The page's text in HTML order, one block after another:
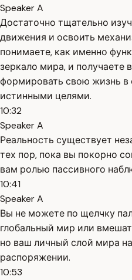
Speaker A
Достаточно тщательно
движения и освоить
понимаете, как именно
зеркало мира, и получаете
формировать свою жизнь в
истинными целями.
10:32
Speaker A
Реальность существует
тех пор, пока вы покорно
вам ролью пассивного
10:41
Speaker A
Вы не можете по щелчку
глобальный мир или
но ваш личный слой мира
распоряжении.
10:53